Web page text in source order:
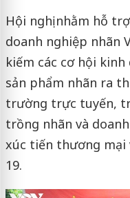
Hội nghị nhằm hỗ
doanh nghiệp nhãn
kiếm các cơ hội
sản phẩm nhãn ra
trường trực tuyến,
trồng nhãn và
xúc tiến thương mại
19.